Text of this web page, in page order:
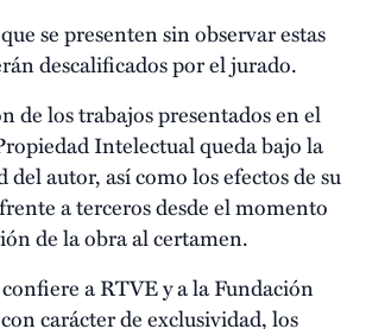
se presenten sin observar estas
descalificados por el jurado.
de los trabajos presentados en el
Intelectual queda bajo la
del autor, así como los efectos de su
a terceros desde el momento
de la obra al certamen.
a RTVE y a la Fundación
carácter de exclusividad, los